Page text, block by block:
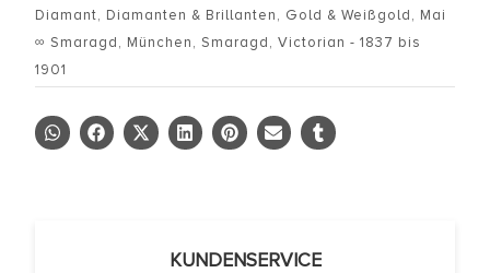
Diamant, Diamanten & Brillanten, Gold & Weißgold, Mai
∞ Smaragd, München, Smaragd, Victorian - 1837 bis
1901
KUNDENSERVICE